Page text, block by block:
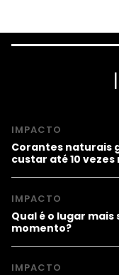
IMPACTO
Corantes naturais
custar até 10 vezes
IMPACTO
Qual é o lugar
momento?
IMPACTO